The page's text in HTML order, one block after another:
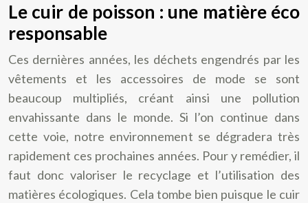
Le cuir de poisson : une matière éco
responsable
Ces dernières années, les déchets engendrés par les
vêtements et les accessoires de mode se sont
beaucoup multipliés, créant ainsi une pollution
envahissante dans le monde. Si l’on continue dans
cette voie, notre environnement se dégradera très
rapidement ces prochaines années. Pour y remédier, il
faut donc valoriser le recyclage et l’utilisation des
matières écologiques. Cela tombe bien puisque le cuir